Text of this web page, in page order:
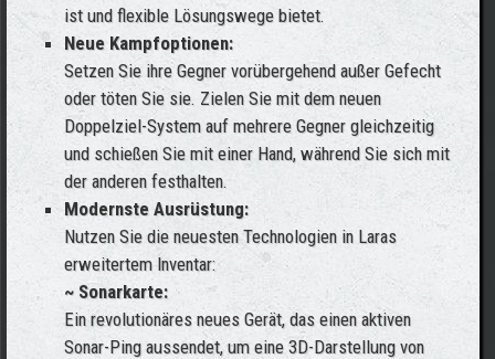
ist und flexible Lösungswege bietet.
Neue Kampfoptionen:
Setzen Sie ihre Gegner vorübergehend außer Gefecht
oder töten Sie sie. Zielen Sie mit dem neuen
Doppelziel-System auf mehrere Gegner gleichzeitig
und schießen Sie mit einer Hand, während Sie sich mit
der anderen festhalten.
Modernste Ausrüstung:
Nutzen Sie die neuesten Technologien in Laras
erweitertem Inventar:
~ Sonarkarte:
Ein revolutionäres neues Gerät, das einen aktiven
Sonar-Ping aussendet, um eine 3D-Darstellung von